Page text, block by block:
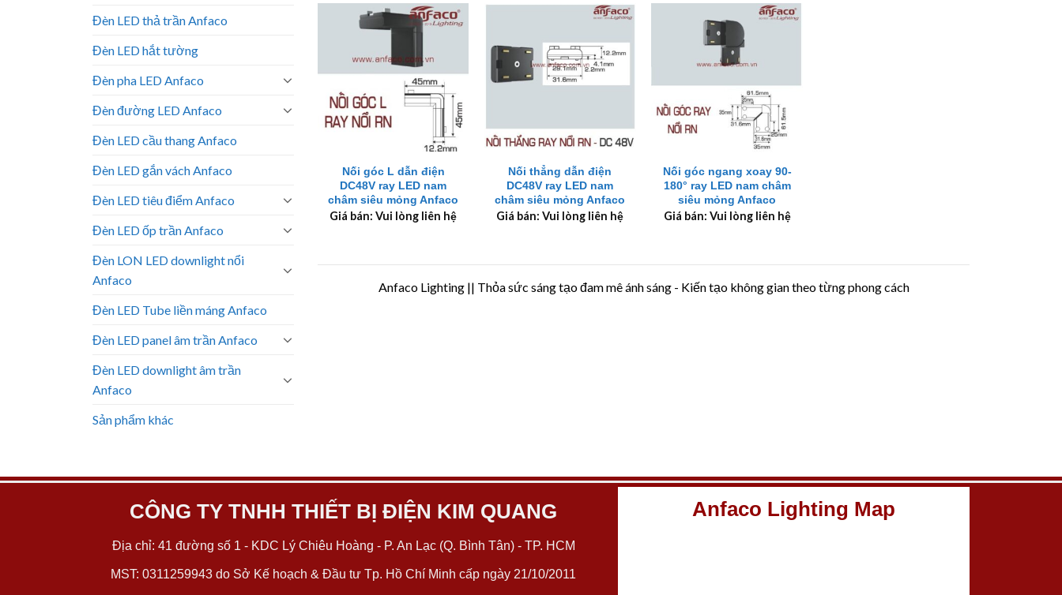
Đèn LED thả trần Anfaco
Đèn LED hắt tường
Đèn pha LED Anfaco
Đèn đường LED Anfaco
Đèn LED cầu thang Anfaco
Đèn LED gắn vách Anfaco
Đèn LED tiêu điểm Anfaco
Đèn LED ốp trần Anfaco
Đèn LON LED downlight nổi
Anfaco
Đèn LED Tube liền máng Anfaco
Đèn LED panel âm trần Anfaco
Đèn LED downlight âm trần
Anfaco
Sản phẩm khác
Nối góc L dẫn điện
DC48V ray LED nam
châm siêu mỏng Anfaco
Giá bán: Vui lòng liên hệ
+
Nối thẳng dẫn điện
DC48V ray LED nam
châm siêu mỏng Anfaco
Giá bán: Vui lòng liên hệ
Nối góc ngang xoay 90-
180° ray LED nam châm
siêu mỏng Anfaco
Giá bán: Vui lòng liên hệ
Anfaco Lighting || Thỏa sức sáng tạo đam mê ánh sáng - Kiến tạo không gian theo từng phong cách
CÔNG TY TNHH THIẾT BỊ ĐIỆN KIM QUANG
Địa chỉ: 41 đường số 1 - KDC Lý Chiêu Hoàng - P. An Lạc (Q. Bình Tân) - TP. HCM
MST: 0311259943 do Sở Kế hoạch & Đầu tư Tp. Hồ Chí Minh cấp ngày 21/10/2011
Anfaco Lighting Map